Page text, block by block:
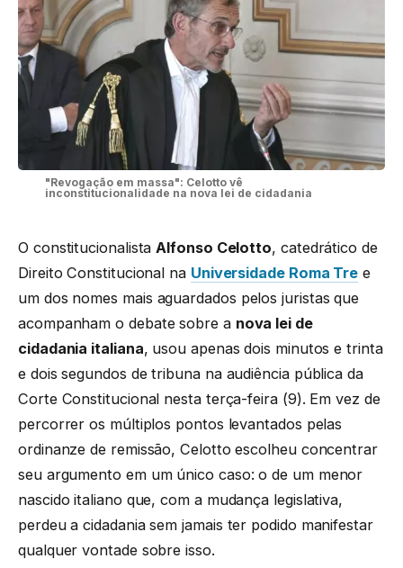
"Revogação em massa": Celotto vê
inconstitucionalidade na nova lei de cidadania
O constitucionalistaAlfonso Celotto, catedrático de
Direito Constitucional na Universidade Roma Tre e
um dos nomes mais aguardados pelos juristas que
acompanham o debate sobre a nova lei de
cidadania italiana, usou apenas dois minutos e trinta
e dois segundos de tribuna na audiência pública da
Corte Constitucional nesta terça-feira (9). Em vez de
percorrer os múltiplos pontos levantados pelas
ordinanze de remissão, Celotto escolheu concentrar
seu argumento em um único caso: o de um menor
nascido italiano que, com a mudança legislativa,
perdeu a cidadania sem jamais ter podido manifestar
qualquer vontade sobre isso.